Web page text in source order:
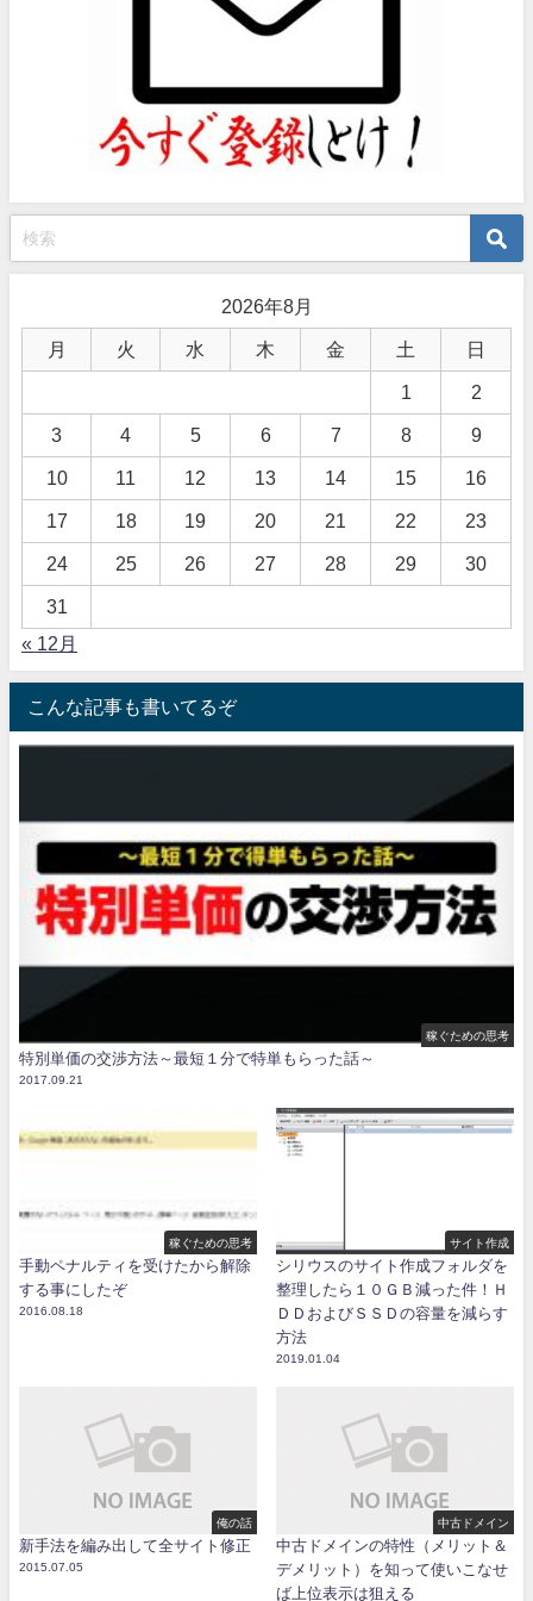
2026年8月
月 火 水 木 金 土 日
1 2
3 4 5 6 7 8 9
10 11 12 13 14 15 16
17 18 19 20 21 22 23
24 25 26 27 28 29 30
31
« 12月
こんな記事も書いてるぞ
稼ぐための思考
特別単価の交渉方法～最短１分で特単もらった話～
2017.09.21
稼ぐための思考
手動ペナルティを受けたから解除
する事にしたぞ
2016.08.18
サイト作成
シリウスのサイト作成フォルダを
整理したら１０ＧＢ減った件！Ｈ
ＤＤおよびＳＳＤの容量を減らす
方法
2019.01.04
俺の話
新手法を編み出して全サイト修正
2015.07.05
中古ドメイン
中古ドメインの特性（メリット＆
デメリット）を知って使いこなせ
ば上位表示は狙える